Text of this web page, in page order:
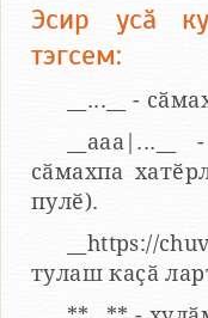
Эсир усӑ
тэгсем:
__...__ -
сӑмахпа
пулӗ).
__https://
тулаш каҫӑ